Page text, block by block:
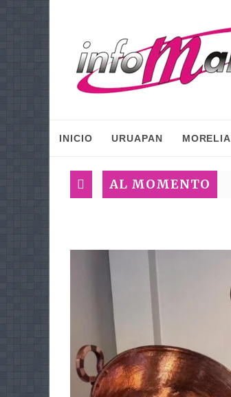
INICIO URUAPAN MORELIA
AL MOMENTO